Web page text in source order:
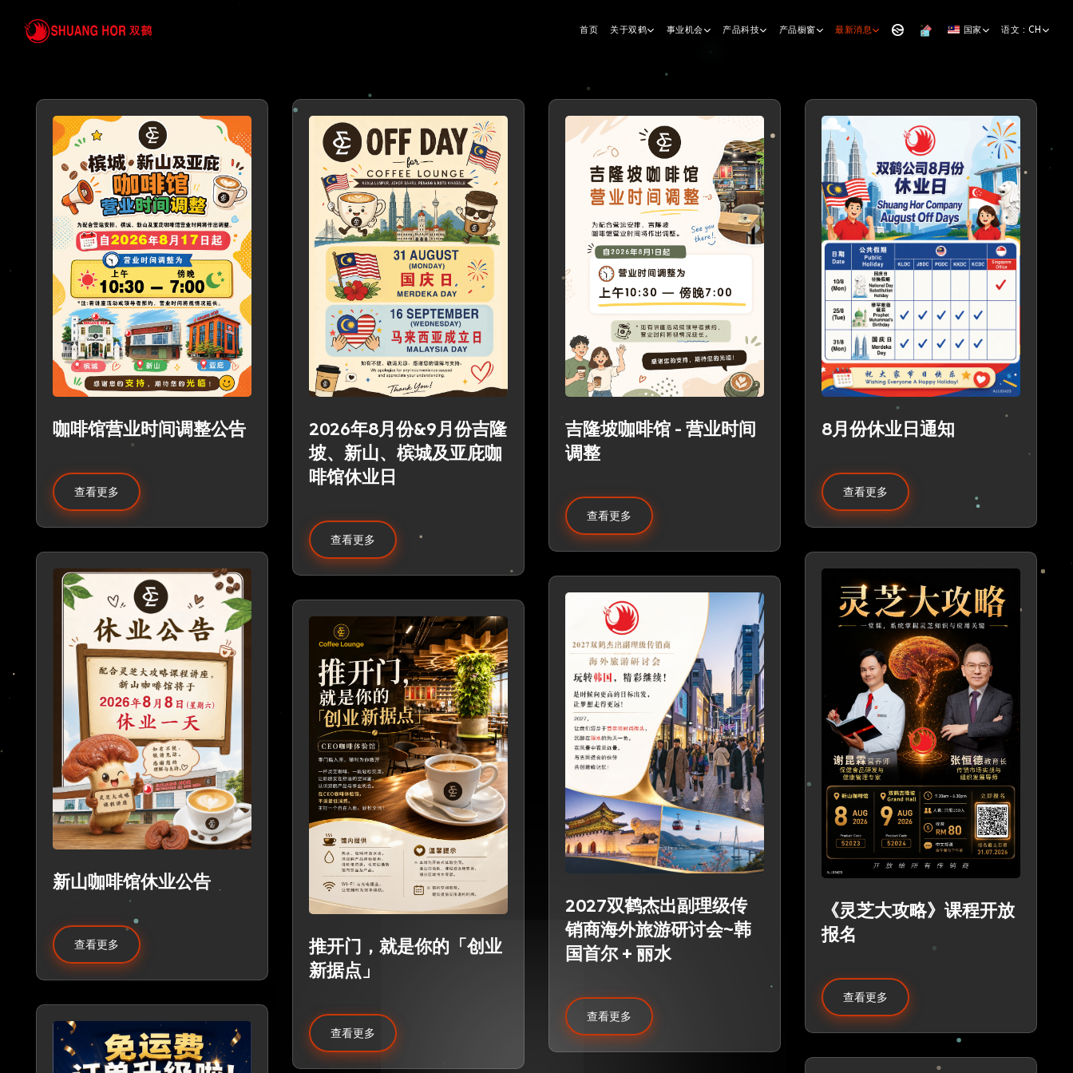
首页 关于双鹤 事业机会 产品科技 产品橱窗 最新消息 国家 语文 : CH
咖啡馆营业时间调整公告
查看更多
2026年8月份&9月份吉隆
坡、新山、槟城及亚庇咖
啡馆休业日
查看更多
吉隆坡咖啡馆 - 营业时间
调整
查看更多
8月份休业日通知
查看更多
新山咖啡馆休业公告
查看更多
《灵芝大攻略》课程开放
报名
查看更多
2027双鹤杰出副理级传
销商海外旅游研讨会~韩
国首尔 + 丽水
查看更多
推开门，就是你的「创业
新据点」
查看更多